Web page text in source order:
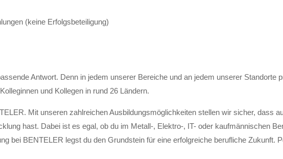
(keine Erfolgsbeteiligung)
Antwort. Denn in jedem unserer Bereiche und an jedem unserer Standorte
und Kollegen in rund 26 Ländern.
Mit unseren zahlreichen Ausbildungsmöglichkeiten stellen wir sicher, dass
hast. Dabei ist es egal, ob du im Metall-, Elektro-, IT- oder kaufmännischen
bei BENTELER legst du den Grundstein für eine erfolgreiche berufliche Zukunft.